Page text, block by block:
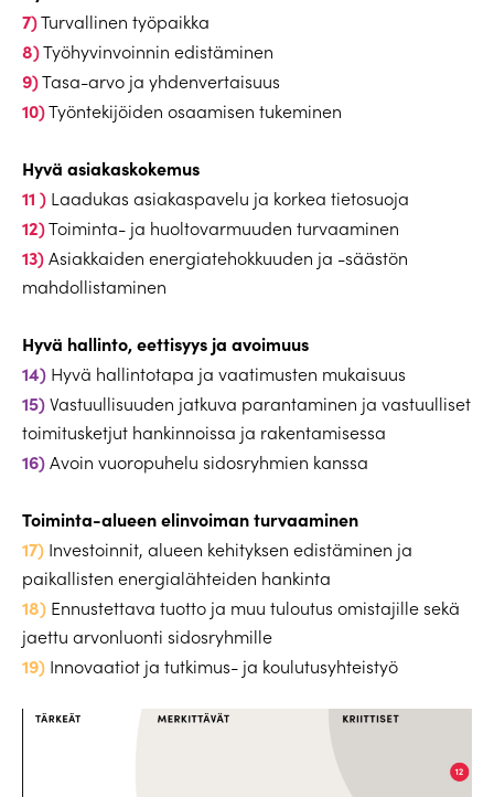
7)Turvallinen työpaikka
8)Työhyvinvoinnin edistäminen
9)Tasa-arvo ja yhdenvertaisuus
10)Työntekijöiden osaamisen tukeminen
Hyvä asiakaskokemus
11 ) Laadukas asiakaspavelu ja korkea tietosuoja
12)Toiminta- ja huoltovarmuuden turvaaminen
13)Asiakkaiden energiatehokkuuden ja -säästön
mahdollistaminen
Hyvä hallinto, eettisyys ja avoimuus
14) Hyvä hallintotapa ja vaatimusten mukaisuus
15)Vastuullisuuden jatkuva parantaminen ja vastuulliset
toimitusketjut hankinnoissa ja rakentamisessa
16)Avoin vuoropuhelu sidosryhmien kanssa
Toiminta-alueen elinvoiman turvaaminen
17) Investoinnit, alueen kehityksen edistäminen ja
paikallisten energialähteiden hankinta
18) Ennustettava tuotto ja muu tuloutus omistajille sekä
jaettu arvonluonti sidosryhmille
19) Innovaatiot ja tutkimus- ja koulutusyhteistyö